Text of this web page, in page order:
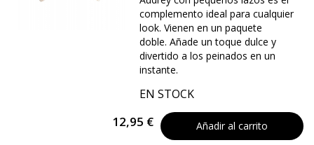
complemento ideal para cualquier
look. Vienen en un paquete
doble. Añade un toque dulce y
divertido a los peinados en un
instante.
EN STOCK
12,95 € Añadir al carrito